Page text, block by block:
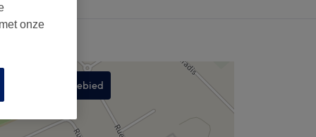
Zoek in dit gebied
onze